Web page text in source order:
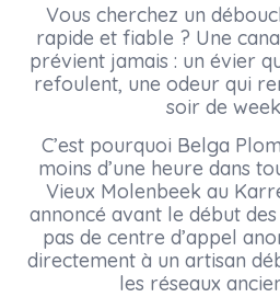
Vous cherchez un
rapide et fiable ? Une
prévient jamais : un évier
refoulent, une odeur qui
soir de
C’est pourquoi Belga
moins d’une heure dans
Vieux Molenbeek au
annoncé avant le début
pas de centre d’appel
directement à un artisan
les réseaux